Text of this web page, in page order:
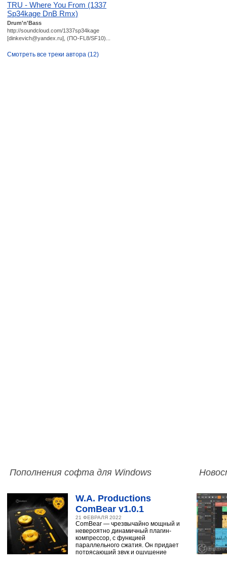
TRU - Where You From (1337
Sp34kage DnB Rmx)
Drum'n'Bass
http://soundcloud.com/1337sp34kage
[dinkevich@yandex.ru], (ПО-FL8/SF10)...
Смотреть все треки автора (12)
Пополнения софта для Windows
W.A. Productions
ComBear v1.0.1
21 ФЕВРАЛЯ 2022
ComBear — чрезвычайно мощный и
невероятно динамичный плагин-
компрессор, с функцией
параллельного сжатия. Он придает
потрясающий звук и ощущение